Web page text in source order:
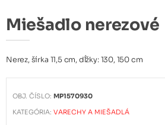
Miešadlo nerezové
Nerez, šírka 11,5 cm, dĺžky: 130, 150 cm
OBJ. ČÍSLO: MP1570930
KATEGÓRIA:VARECHY A MIEŠADLÁ